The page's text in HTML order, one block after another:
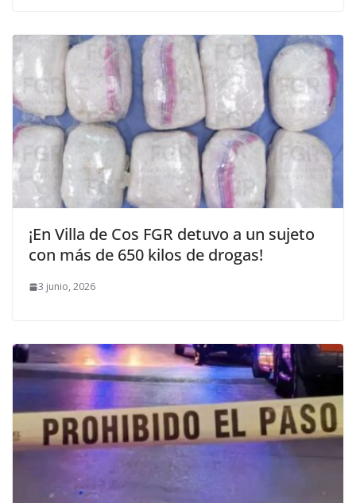
¡En Villa de Cos FGR detuvo a un sujeto
con más de 650 kilos de drogas!
3 junio, 2026